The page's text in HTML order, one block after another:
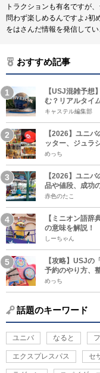
トラクションも有名ですが
問わず楽しめるんですよ♪初
をはさんだ情報を発信して
おすすめ記事
【USJ混雑予想
む？リアルタイ
キャステル編集部
【2026】ユニ
ッター、ジュラ
めっち
【2026】ユニ
品や値段、成功
赤色のたこ
【ミニオン語
の意味を解説！
しーちゃん
【攻略】USJの
予約のやり方、
めっち
話題のキーワード
ユニバ なると
エクスプレスパス セ